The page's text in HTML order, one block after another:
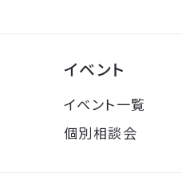
イベント
イベント一覧
個別相談会